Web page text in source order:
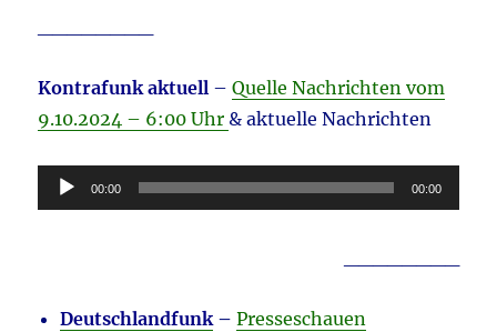
Kontrafunk aktuell –Quelle Nachrichten vom
9.10.2024 – 6:00 Uhr & aktuelle Nachrichten
Audio-
Player
00:00 00:00
Deutschlandfunk–Presseschauen